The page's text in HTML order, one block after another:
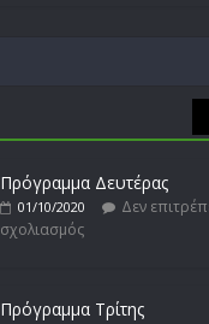
Πρόγραμμα Δευτέρας
01/10/2020
Δεν
σχολιασμός
Πρόγραμμα Τρίτης